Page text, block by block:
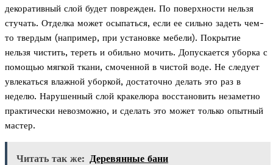
декоративный слой будет поврежден. По поверхности нельзя
стучать. Отделка может осыпаться, если ее сильно задеть чем-
то твердым (например, при установке мебели). Покрытие
нельзя чистить, тереть и обильно мочить. Допускается уборка с
помощью мягкой ткани, смоченной в чистой воде. Не следует
увлекаться влажной уборкой, достаточно делать это раз в
неделю. Нарушенный слой кракелюра восстановить незаметно
практически невозможно, и сделать это может только опытный
мастер.
Читать так же: Деревянные бани